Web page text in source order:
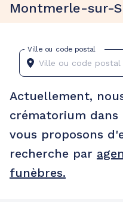
Montmerle-sur-
Ville ou code postal
Actuellement,
crématorium dans
vous proposons
recherche par
funèbres.